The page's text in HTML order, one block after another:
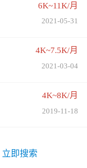
6K~11K/月
2021-05-31
4K~7.5K/月
2021-03-04
4K~8K/月
2019-11-18
立即搜索